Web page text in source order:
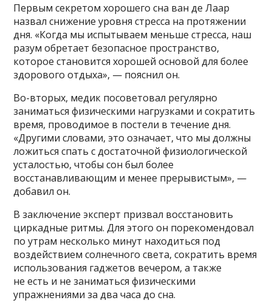
Первым секретом хорошего сна ван де Лаар
назвал снижение уровня стресса на протяжении
дня. «Когда мы испытываем меньше стресса, наш
разум обретает безопасное пространство,
которое становится хорошей основой для более
здорового отдыха», — пояснил он.
Во-вторых, медик посоветовал регулярно
заниматься физическими нагрузками и сократить
время, проводимое в постели в течение дня.
«Другими словами, это означает, что мы должны
ложиться спать с достаточной физиологической
усталостью, чтобы сон был более
восстанавливающим и менее прерывистым», —
добавил он.
В заключение эксперт призвал восстановить
циркадные ритмы. Для этого он порекомендовал
по утрам несколько минут находиться под
воздействием солнечного света, сократить время
использования гаджетов вечером, а также
не есть и не заниматься физическими
упражнениями за два часа до сна.